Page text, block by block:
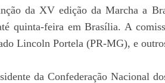
da XV edição da Marcha a
quinta-feira em Brasília. A
Lincoln Portela (PR-MG), e
da Confederação Nacional